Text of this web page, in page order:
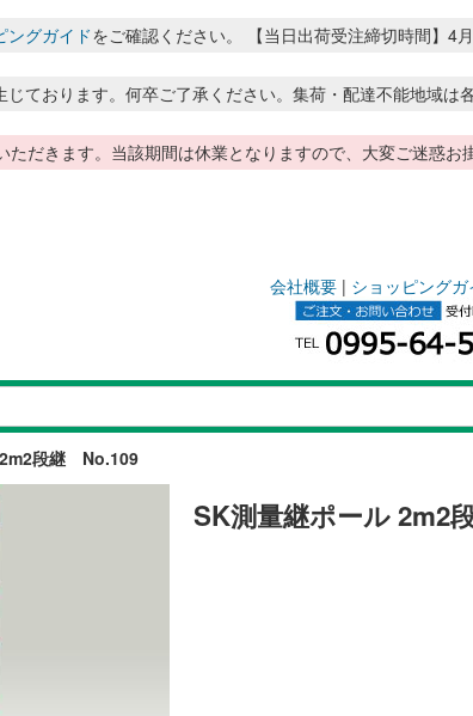
ングガイドをご確認ください。 【当日出荷受注締切時間】4
ております。何卒ご了承ください。集荷・配達不能地域は
だきます。当該期間は休業となりますので、大変ご迷惑お
会社概要 | ショッピングガ
段継 No.109
SK測量継ポール 2m2